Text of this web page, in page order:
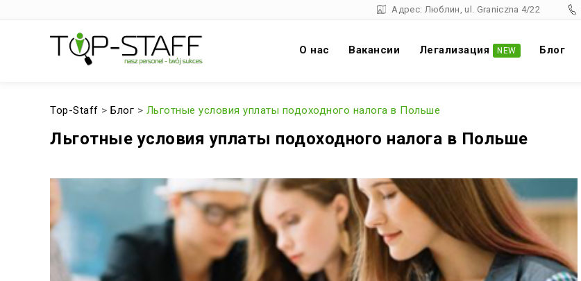
Адрес: Люблин, ul. Graniczna 4/22
О нас Вакансии Легализация NEW Блог
Top-Staff > Блог > Льготные условия уплаты подоходного налога в Польше
Льготные условия уплаты подоходного налога в Польше